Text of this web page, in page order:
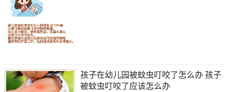
孩子在幼儿园被蚊虫叮咬了怎么办 孩子
被蚊虫叮咬了应该怎么办